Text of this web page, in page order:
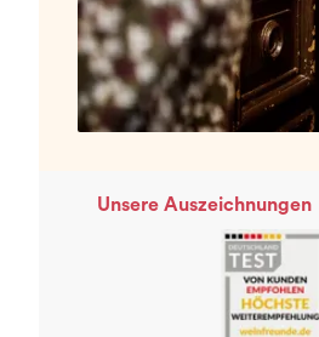
Unsere Auszeichnungen